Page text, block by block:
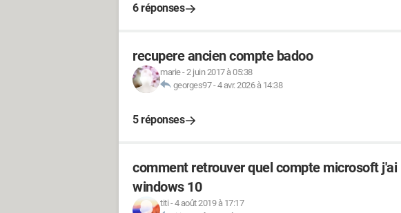
6 réponses
recupere ancien compte badoo
marie-2 juin 2017 à 05:38
georges97-4 avr. 2026 à 14:38
5 réponses
comment retrouver quel compte microsoft j'ai
windows 10
titi -4 août 2019 à 17:17